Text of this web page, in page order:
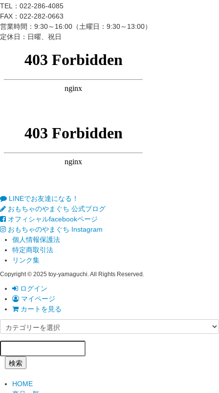
TEL：022-286-4085
FAX：022-282-0663
営業時間：9:30～16:00（土曜日：9:30～13:00）
定休日：日曜、祝日
LINEでお友達になる！
おもちゃのやまぐち 公式ブログ
オフィシャルfacebookページ
おもちゃのやまぐち Instagram
個人情報保護法
特定商取引法
リンク集
Copyright © 2025 toy-yamaguchi. All Rights Reserved.
ログイン
マイページ
カートを見る
検索
HOME